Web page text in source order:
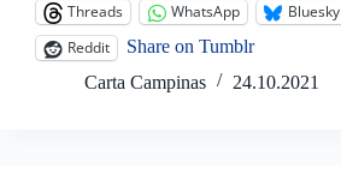
Threads
WhatsApp
Bluesky
Reddit
Share on Tumblr
Carta Campinas
24.10.2021